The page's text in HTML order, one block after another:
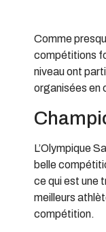
Comme
compétitions
niveau ont
organisées en
L’Olympique
belle
ce qui est une
meilleurs
compétition.